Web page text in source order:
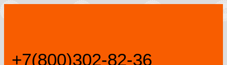
+7(800)302-82-36